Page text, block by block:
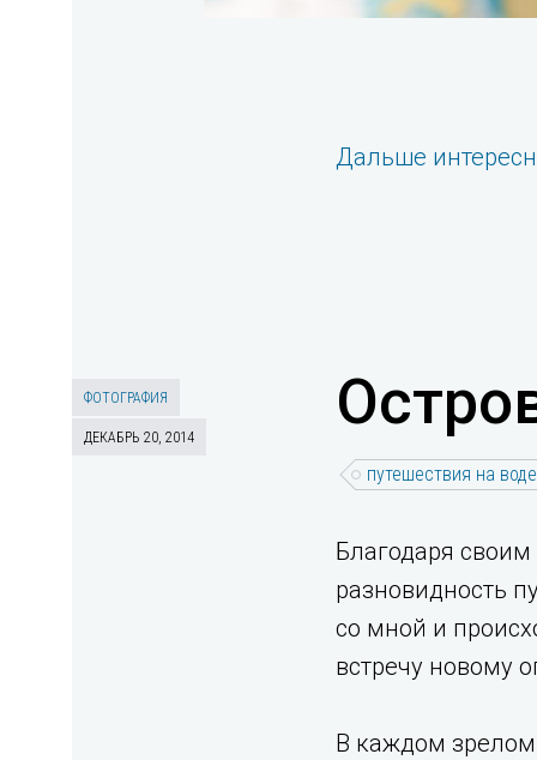
Дальше
ФОТОГРАФИЯ
ДЕКАБРЬ 20, 2014
путешествия на воде
Благодаря
разновидность
со мной и
встречу новому
В каждом